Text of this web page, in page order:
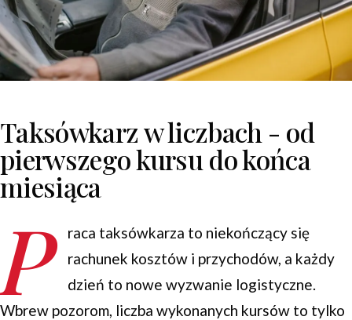
Taksówkarz w liczbach - od
pierwszego kursu do końca
miesiąca
P
raca taksówkarza to niekończący się
rachunek kosztów i przychodów, a każdy
dzień to nowe wyzwanie logistyczne.
Wbrew pozorom, liczba wykonanych kursów to tylko